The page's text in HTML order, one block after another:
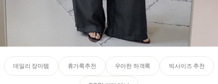
데일리 장마템 휴가룩추천 우아한 하객룩 빅사이즈 추천